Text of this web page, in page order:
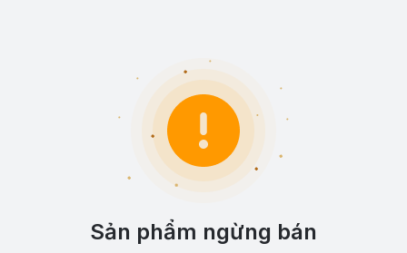
Sản phẩm ngừng bán